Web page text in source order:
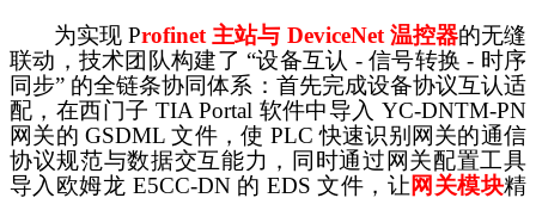
为实现 Profinet 主站与 DeviceNet 温控器的无缝
联动，技术团队构建了 “设备互认 - 信号转换 - 时序
同步” 的全链条协同体系：首先完成设备协议互认适
配，在西门子 TIA Portal 软件中导入 YC-DNTM-PN
网关的 GSDML 文件，使 PLC 快速识别网关的通信
协议规范与数据交互能力，同时通过网关配置工具
导入欧姆龙 E5CC-DN 的 EDS 文件，让网关模块精